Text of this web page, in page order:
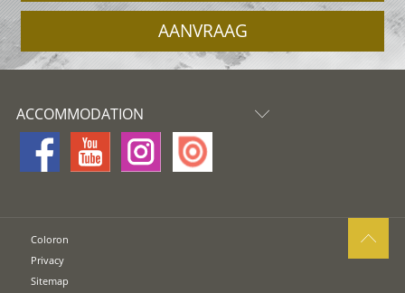
AANVRAAG
ACCOMMODATION
Coloron
Privacy
Sitemap